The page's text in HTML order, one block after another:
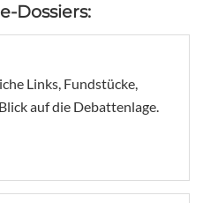
Dossiers:
Links, Fundstücke,
auf die Debattenlage.